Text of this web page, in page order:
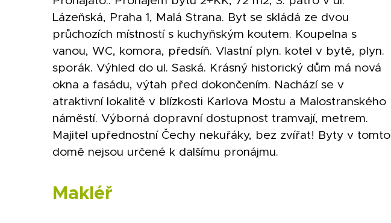
Lázeňská, Praha 1, Malá Strana. Byt se skládá ze dvou
průchozích místností s kuchyňským koutem. Koupelna s
vanou, WC, komora, předsíň. Vlastní plyn. kotel v bytě, plyn.
sporák. Výhled do ul. Saská. Krásný historický dům má nová
okna a fasádu, výtah před dokončením. Nachází se v
atraktivní lokalitě v blízkosti Karlova Mostu a Malostranského
náměstí. Výborná dopravní dostupnost tramvají, metrem.
Majitel upřednostní Čechy nekuřáky, bez zvířat! Byty v tomto
domě nejsou určené k dalšímu pronájmu.
Makléř